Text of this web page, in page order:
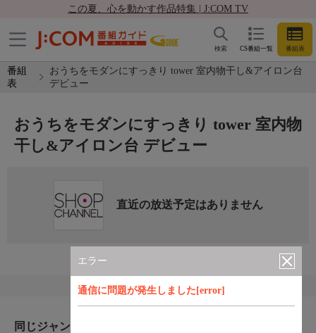
この夏、心を動かす作品特集 | J:COM TV
CS番組一覧 番組表
検索
番組
表
おうちをモダンにすっきり tower 室内物干し&アイロン台
デビュー
エラー
通信に問題が発生しました[error]
おうちをモダンにすっきり tower 室内物
干し&アイロン台 デビュー
直近の放送予定はありません
同じジャンルのおすすめ番組